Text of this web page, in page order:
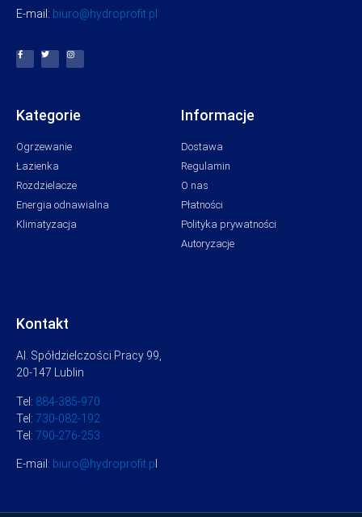
E-mail: biuro@hydroprofit.pl
Kategorie
Ogrzewanie
Łazienka
Rozdzielacze
Energia odnawialna
Klimatyzacja
Informacje
Dostawa
Regulamin
O nas
Płatności
Polityka prywatności
Autoryzacje
Kontakt
Al. Spółdzielczości Pracy 99,
20-147 Lublin
Tel: 884-385-970
Tel: 730-082-192
Tel: 790-276-253
E-mail: biuro@hydroprofit.p